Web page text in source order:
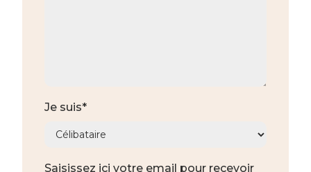
Je suis*
Saisissez ici votre email pour recevoir